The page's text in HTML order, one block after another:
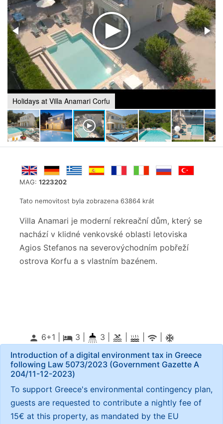
MAG: 1223202
Tato nemovitost byla zobrazena 63864 krát
Villa Anamari je moderní rekreační dům, který se
nachází v klidné venkovské oblasti letoviska
Agios Stefanos na severovýchodním pobřeží
ostrova Korfu a s vlastním bazénem.
person 6+1 | local_hotel3 3 | pool wifi ac_unitif
Holidays at Villa Anamari Corfu
Introduction of a digital environment tax in Greece
following Law 5073/2023 (Government Gazette Α
204/11-12-2023)
To support Greece's environmental contingency plan,
guests are requested to contribute a nightly fee of
15€ at this property, as mandated by the EU